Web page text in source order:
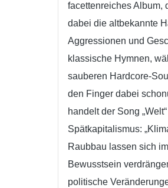
facettenreiches Album,
dabei die altbekannte
Aggressionen und
klassische Hymnen,
sauberen Hardcore-
den Finger dabei
handelt der Song
Spätkapitalismus:
Raubbau lassen sich
Bewusstsein
politische